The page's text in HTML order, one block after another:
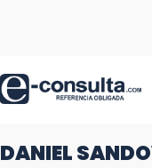
DANIEL